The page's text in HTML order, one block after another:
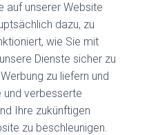
auf unserer Website
dazu, zu
wie Sie mit
Dienste sicher zu
zu liefern und
und verbesserte
Ihre zukünftigen
zu beschleunigen.